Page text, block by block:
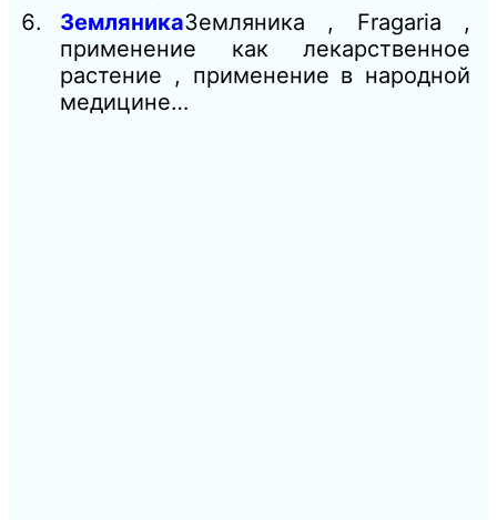
ЗемляникаЗемляника , Fragaria ,
применение как лекарственное
растение , применение в народной
медицине…